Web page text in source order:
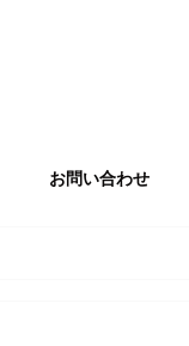
お問い合わせ